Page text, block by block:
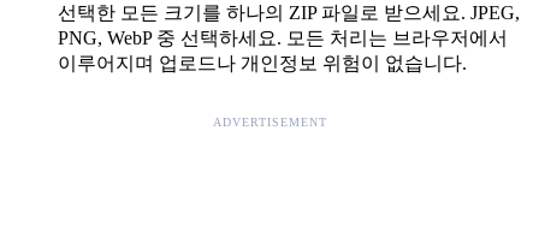
선택한 모든 크기를 하나의 ZIP 파일로 받으세요. JPEG,
PNG, WebP 중 선택하세요. 모든 처리는 브라우저에서
이루어지며 업로드나 개인정보 위험이 없습니다.
ADVERTISEMENT